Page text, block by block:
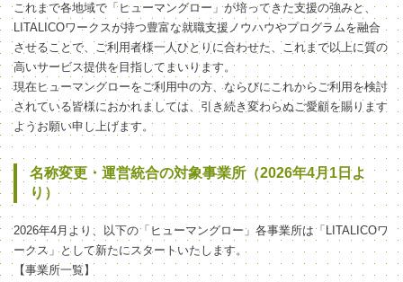
これまで各地域で「ヒューマングロー」が培ってきた支援の強みと、
LITALICOワークスが持つ豊富な就職支援ノウハウやプログラムを融合
させることで、ご利用者様一人ひとりに合わせた、これまで以上に質の
高いサービス提供を目指してまいります。
現在ヒューマングローをご利用中の方、ならびにこれからご利用を検討
されている皆様におかれましては、引き続き変わらぬご愛顧を賜ります
ようお願い申し上げます。
名称変更・運営統合の対象事業所（2026年4月1日よ
り）
2026年4月より、以下の「ヒューマングロー」各事業所は「LITALICOワ
ークス」として新たにスタートいたします。
【事業所一覧】